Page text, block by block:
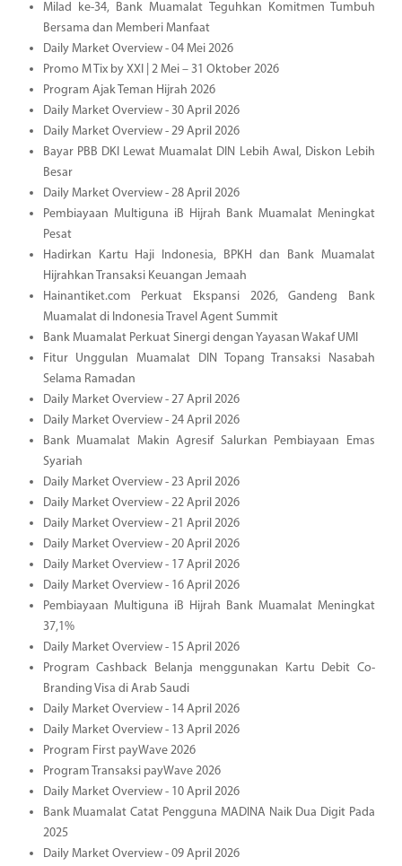
Milad ke-34, Bank Muamalat Teguhkan Komitmen Tumbuh
Bersama dan Memberi Manfaat
Daily Market Overview - 04 Mei 2026
Promo M Tix by XXI | 2 Mei – 31 Oktober 2026
Program Ajak Teman Hijrah 2026
Daily Market Overview - 30 April 2026
Daily Market Overview - 29 April 2026
Bayar PBB DKI Lewat Muamalat DIN Lebih Awal, Diskon Lebih
Besar
Daily Market Overview - 28 April 2026
Pembiayaan Multiguna iB Hijrah Bank Muamalat Meningkat
Pesat
Hadirkan Kartu Haji Indonesia, BPKH dan Bank Muamalat
Hijrahkan Transaksi Keuangan Jemaah
Hainantiket.com Perkuat Ekspansi 2026, Gandeng Bank
Muamalat di Indonesia Travel Agent Summit
Bank Muamalat Perkuat Sinergi dengan Yayasan Wakaf UMI
Fitur Unggulan Muamalat DIN Topang Transaksi Nasabah
Selama Ramadan
Daily Market Overview - 27 April 2026
Daily Market Overview - 24 April 2026
Bank Muamalat Makin Agresif Salurkan Pembiayaan Emas
Syariah
Daily Market Overview - 23 April 2026
Daily Market Overview - 22 April 2026
Daily Market Overview - 21 April 2026
Daily Market Overview - 20 April 2026
Daily Market Overview - 17 April 2026
Daily Market Overview - 16 April 2026
Pembiayaan Multiguna iB Hijrah Bank Muamalat Meningkat
37,1%
Daily Market Overview - 15 April 2026
Program Cashback Belanja menggunakan Kartu Debit Co-
Branding Visa di Arab Saudi
Daily Market Overview - 14 April 2026
Daily Market Overview - 13 April 2026
Program First payWave 2026
Program Transaksi payWave 2026
Daily Market Overview - 10 April 2026
Bank Muamalat Catat Pengguna MADINA Naik Dua Digit Pada
2025
Daily Market Overview - 09 April 2026